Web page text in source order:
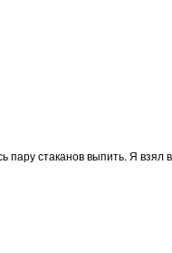
стаканов выпить. Я взял